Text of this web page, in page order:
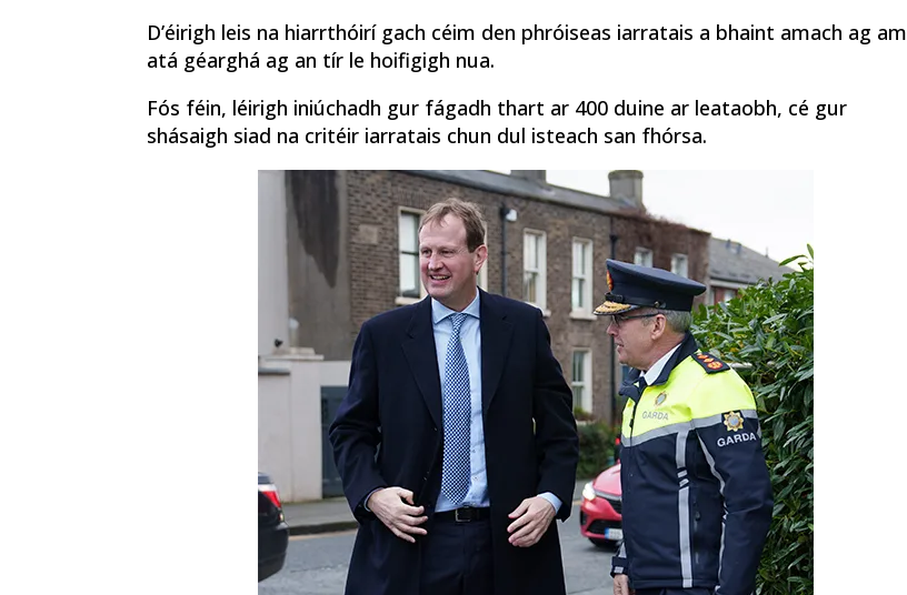
D’éirigh leis na hiarrthóirí gach céim den phróiseas iarratais a bhaint amach ag am
atá géarghá ag an tír le hoifigigh nua.
Fós féin, léirigh iniúchadh gur fágadh thart ar 400 duine ar leataobh, cé gur
shásaigh siad na critéir iarratais chun dul isteach san fhórsa.